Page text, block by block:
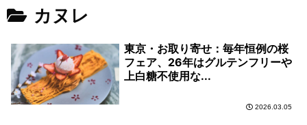
カヌレ
東京・お取り寄せ：毎年恒例の桜
フェア、26年はグルテンフリーや
上白糖不使用な...
2026.03.05